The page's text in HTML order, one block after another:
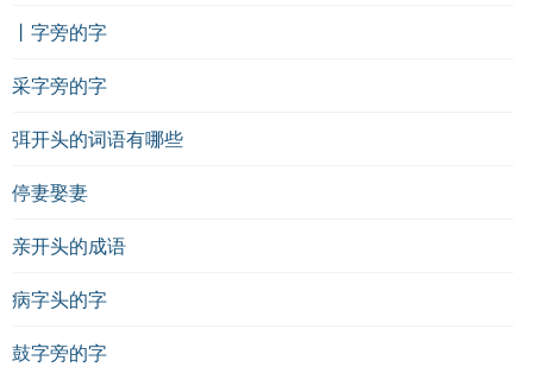
丨字旁的字
采字旁的字
弭开头的词语有哪些
停妻娶妻
亲开头的成语
病字头的字
鼓字旁的字